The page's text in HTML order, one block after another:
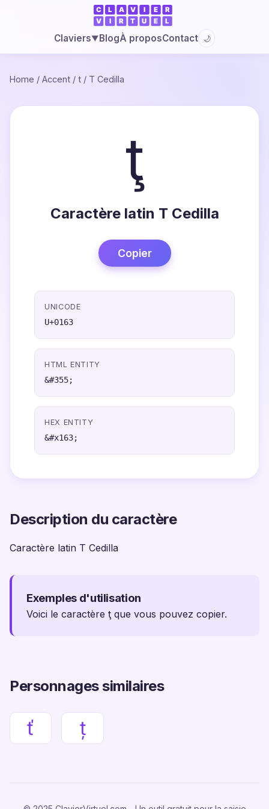
Claviers▼BlogÀ proposContact 🌙
Home / Accent / t / T Cedilla
ţ
Caractère latin T Cedilla
Copier
UNICODE
U+0163
HTML ENTITY
&#355;
HEX ENTITY
&#x163;
Description du caractère
Caractère latin T Cedilla
Exemples d'utilisation
Voici le caractère ţ que vous pouvez copier.
Personnages similaires
ť ț